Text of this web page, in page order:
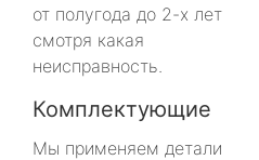
от полугода до 2-х лет
смотря какая
неисправность.
Комплектующие
Мы применяем детали